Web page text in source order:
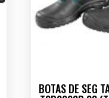
BOTAS DE SEG